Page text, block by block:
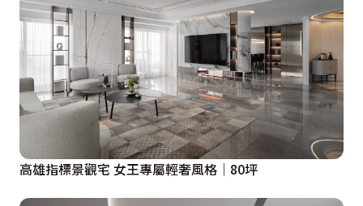
高雄指標景觀宅 女王專屬輕奢風格│80坪